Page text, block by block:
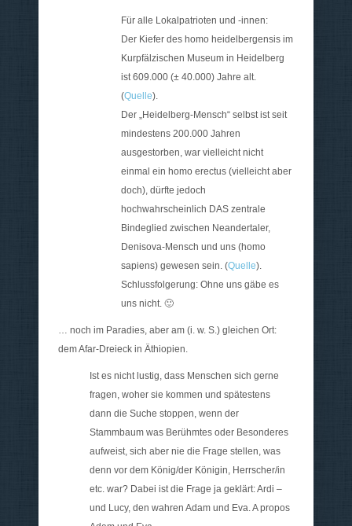
Für alle Lokalpatrioten und -innen:
Der Kiefer des homo heidelbergensis im
Kurpfälzischen Museum in Heidelberg
ist 609.000 (± 40.000) Jahre alt.
(Quelle).
Der „Heidelberg-Mensch“ selbst ist seit
mindestens 200.000 Jahren
ausgestorben, war vielleicht nicht
einmal ein homo erectus (vielleicht aber
doch), dürfte jedoch
hochwahrscheinlich DAS zentrale
Bindeglied zwischen Neandertaler,
Denisova-Mensch und uns (homo
sapiens) gewesen sein. (Quelle).
Schlussfolgerung: Ohne uns gäbe es
uns nicht. 🙂
… noch im Paradies, aber am (i. w. S.) gleichen Ort:
dem Afar-Dreieck in Äthiopien.
Ist es nicht lustig, dass Menschen sich gerne
fragen, woher sie kommen und spätestens
dann die Suche stoppen, wenn der
Stammbaum was Berühmtes oder Besonderes
aufweist, sich aber nie die Frage stellen, was
denn vor dem König/der Königin, Herrscher/in
etc. war? Dabei ist die Frage ja geklärt: Ardi –
und Lucy, den wahren Adam und Eva. A propos